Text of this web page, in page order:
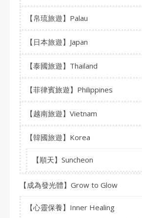
【帛琉旅遊】Palau
【日本旅遊】Japan
【泰國旅遊】Thailand
【菲律賓旅遊】Philippines
【越南旅遊】Vietnam
【韓國旅遊】Korea
【順天】Suncheon
【成為發光體】Grow to Glow
【心靈保養】Inner Healing